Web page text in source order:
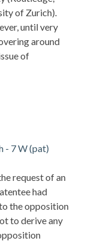
of Zurich).
until very
around
of
- 7 W (pat)
request of an
had
the opposition
to derive any